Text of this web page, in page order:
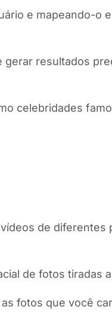
e mapeando-o
resultados
celebridades
de
de fotos tiradas
fotos que você